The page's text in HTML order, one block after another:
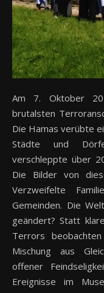
Am 7. Oktober 2023 wurde Israel von einem der
brutalsten
Die Hamas verübte
Städte und
verschleppte über
Die Bilder von
Verzweifelte
Gemeinden. Die
geändert? Statt
Terrors
Mischung aus
offener
Ereignisse im